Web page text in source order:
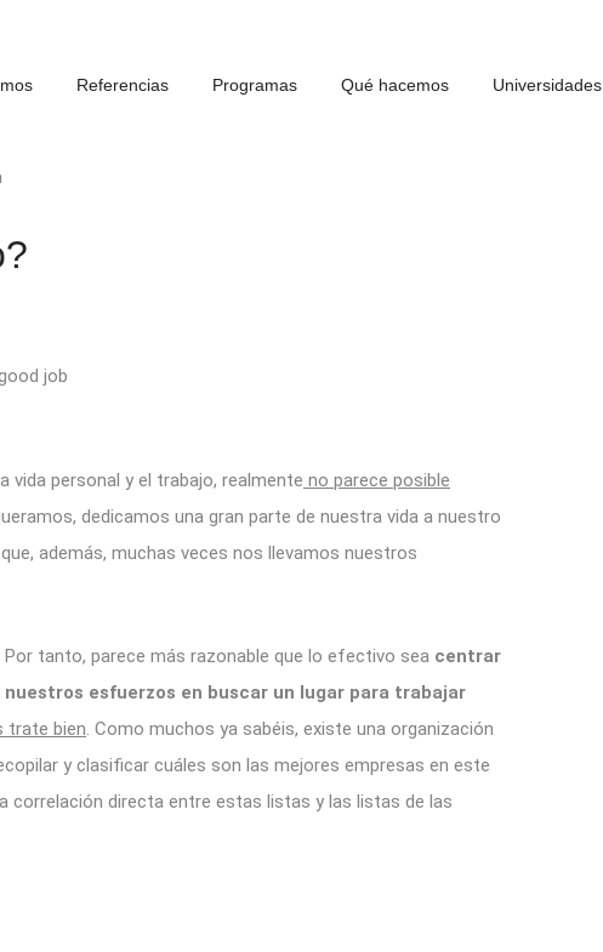
Referencias Programas Qué hacemos Universidades
vida personal y el trabajo, realmente no parece posible
dedicamos una gran parte de nuestra vida a nuestro
además, muchas veces nos llevamos nuestros
Por tanto, parece más razonable que lo efectivo sea centrar
nuestros esfuerzos en buscar un lugar para trabajar
trate bien. Como muchos ya sabéis, existe una organización
y clasificar cuáles son las mejores empresas en este
correlación directa entre estas listas y las listas de las